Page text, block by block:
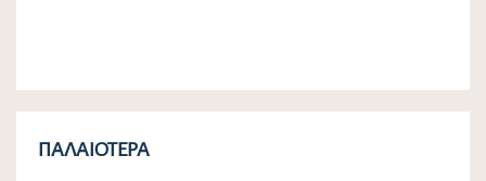
ΠΑΛΑΙΌΤΕΡΑ